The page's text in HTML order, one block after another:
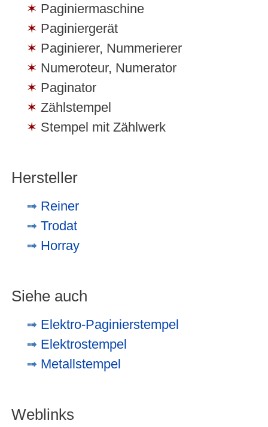
Paginiermaschine
Paginiergerät
Paginierer, Nummerierer
Numeroteur, Numerator
Paginator
Zählstempel
Stempel mit Zählwerk
Hersteller
Reiner
Trodat
Horray
Siehe auch
Elektro-Paginierstempel
Elektrostempel
Metallstempel
Weblinks